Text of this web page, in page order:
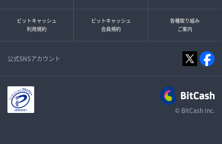
ビットキャッシュ
利用規約
ビットキャッシュ
会員規約
各種取り組み
ご案内
公式SNSアカウント
© BitCash Inc.